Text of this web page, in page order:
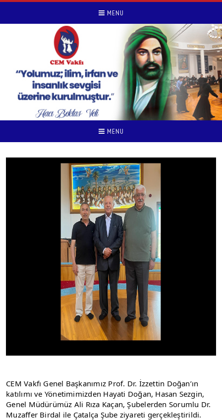
MENU
MENU
CEM Vakfı Genel Başkanımız Prof. Dr. İzzettin Doğan’ın
katılımı ve Yönetimimizden Hayati Doğan, Hasan Sezgin,
Genel Müdürümüz Ali Rıza Kaçan, Şubelerden Sorumlu Dr.
Muzaffer Birdal ile Çatalça Şube ziyareti gerçekleştirildi.